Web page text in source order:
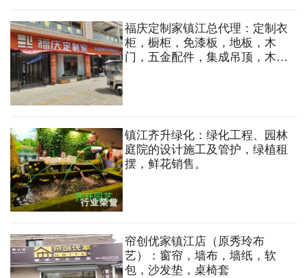
福庆定制家镇江总代理：定制衣
柜，橱柜，免漆板，地板，木
门，五金配件，集成吊顶，木工
镇江齐升绿化：绿化工程、园林
庭院的设计施工及管护，绿植租
摆，鲜花销售。
帘创优家镇江店（原秀玲布
艺）：窗帘，墙布，墙纸，软
包，沙发垫，桌椅套